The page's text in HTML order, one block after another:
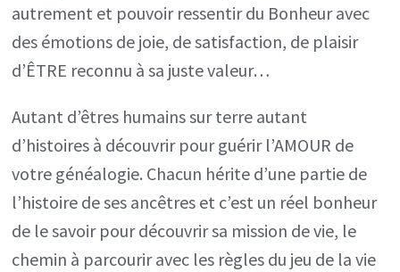
ÊTRE
bien
dans
vie…
autrement et pouvoir ressentir du Bonheur avec
des émotions de joie, de satisfaction, de plaisir
d’ÊTRE reconnu à sa juste valeur…
Autant d’êtres humains sur terre autant
d’histoires à découvrir pour guérir l’AMOUR de
votre généalogie. Chacun hérite d’une partie de
l’histoire de ses ancêtres et c’est un réel bonheur
de le savoir pour découvrir sa mission de vie, le
chemin à parcourir avec les règles du jeu de la vie